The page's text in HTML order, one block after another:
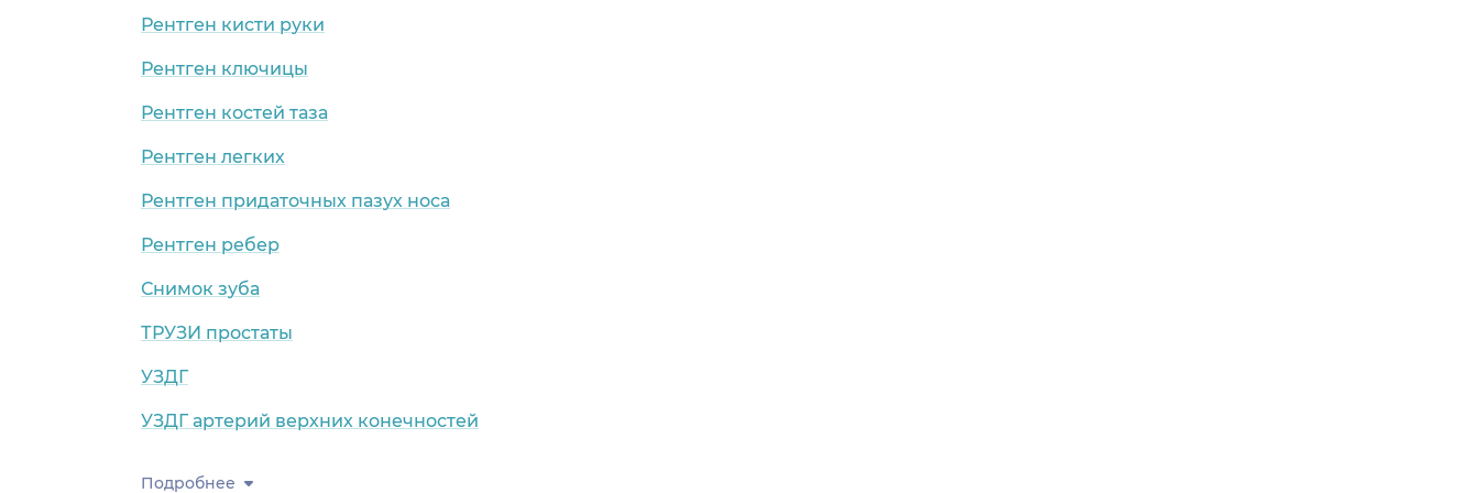
Рентген кисти руки
Рентген ключицы
Рентген костей таза
Рентген легких
Рентген придаточных пазух носа
Рентген ребер
Снимок зуба
ТРУЗИ простаты
УЗДГ
УЗДГ артерий верхних конечностей
Подробнее